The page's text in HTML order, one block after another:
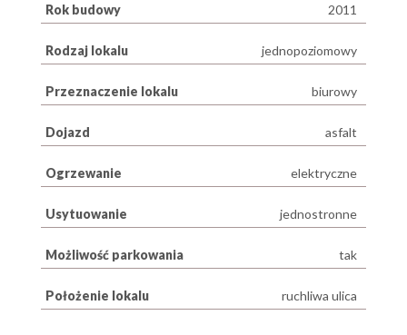
Rok budowy 2011
Rodzaj lokalu jednopoziomowy
Przeznaczenie lokalu biurowy
Dojazd asfalt
Ogrzewanie elektryczne
Usytuowanie jednostronne
Możliwość parkowania tak
Położenie lokalu ruchliwa ulica